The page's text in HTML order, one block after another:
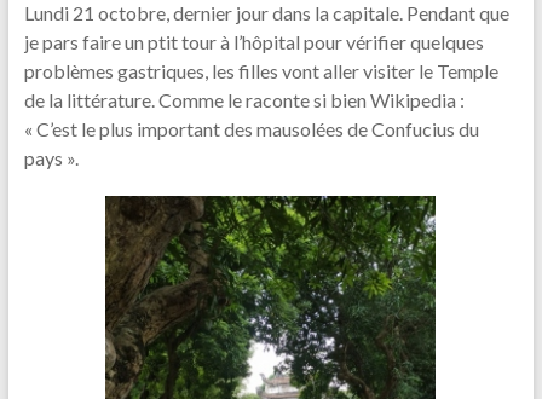
Lundi 21 octobre, dernier jour dans la capitale. Pendant que
je pars faire un ptit tour à l’hôpital pour vérifier quelques
problèmes gastriques, les filles vont aller visiter le Temple
de la littérature. Comme le raconte si bien Wikipedia :
« C’est le plus important des mausolées de Confucius du
pays ».